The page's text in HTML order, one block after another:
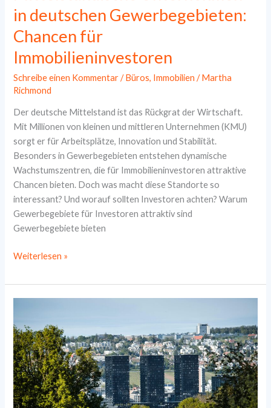
in deutschen Gewerbegebieten:
Chancen für
Immobilieninvestoren
Schreibe einen Kommentar /Büros, Immobilien /Martha
Richmond
Der deutsche Mittelstand ist das Rückgrat der Wirtschaft.
Mit Millionen von kleinen und mittleren Unternehmen (KMU)
sorgt er für Arbeitsplätze, Innovation und Stabilität.
Besonders in Gewerbegebieten entstehen dynamische
Wachstumszentren, die für Immobilieninvestoren attraktive
Chancen bieten. Doch was macht diese Standorte so
interessant? Und worauf sollten Investoren achten? Warum
Gewerbegebiete für Investoren attraktiv sind
Gewerbegebiete bieten
Mittelständische
in
deutschen
Chancen
für
Immobilieninvestoren
Weiterlesen »